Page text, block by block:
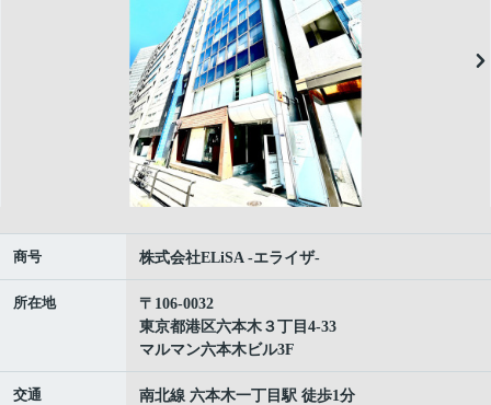
商号 株式会社ELiSA -エライザ-
所在地
〒106-0032
東京都港区六本木３丁目4-33
マルマン六本木ビル3F
交通 南北線 六本木一丁目駅 徒歩1分